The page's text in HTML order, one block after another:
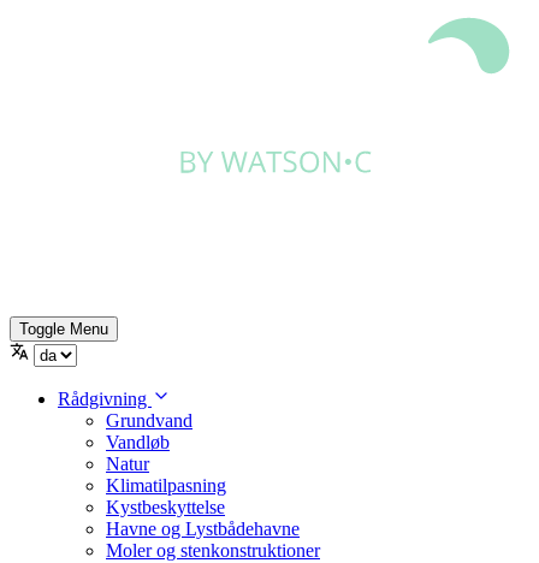
Toggle Menu
Rådgivning
Grundvand
Vandløb
Natur
Klimatilpasning
Kystbeskyttelse
Havne og Lystbådehavne
Moler og stenkonstruktioner